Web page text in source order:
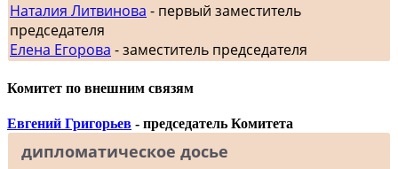
Наталия Литвинова - первый заместитель
председателя
Елена Егорова - заместитель председателя
Комитет по внешним связям
Евгений Григорьев - председатель Комитета
дипломатическое досье